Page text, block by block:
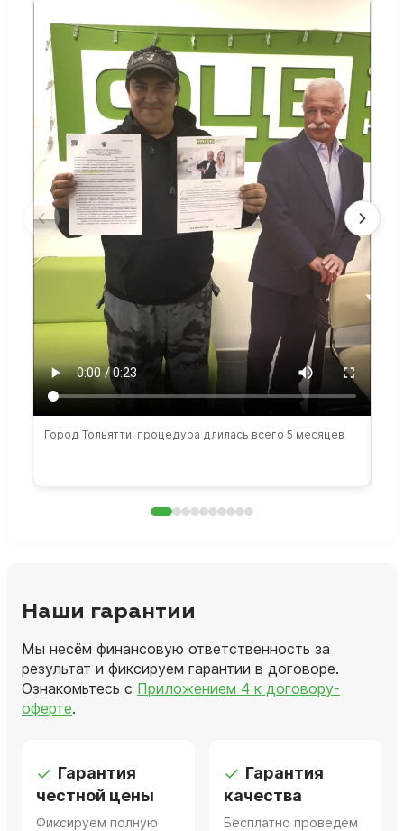
Город Тольятти, процедура длилась всего 5 месяцев
Наши гарантии
Мы несём финансовую ответственность за
результат и фиксируем гарантии в договоре.
Ознакомьтесь с Приложением 4 к договору-
оферте.
Гарантия
честной цены
Фиксируем полную
Гарантия
качества
Бесплатно проведем